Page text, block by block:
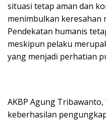
situasi tetap aman dan
menimbulkan keresahan
Pendekatan humanis
meskipun pelaku
yang menjadi perhatian
AKBP Agung Tribawanto,
keberhasilan